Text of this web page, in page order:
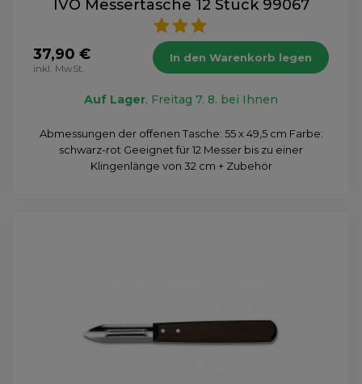
IVO Messertasche 12 Stück 99067
37,90 €
inkl. MwSt.
In den Warenkorb legen
Auf Lager, Freitag 7. 8. bei Ihnen
Abmessungen der offenen Tasche: 55 x 49,5 cm Farbe:
schwarz-rot Geeignet für 12 Messer bis zu einer
Klingenlänge von 32 cm + Zubehör